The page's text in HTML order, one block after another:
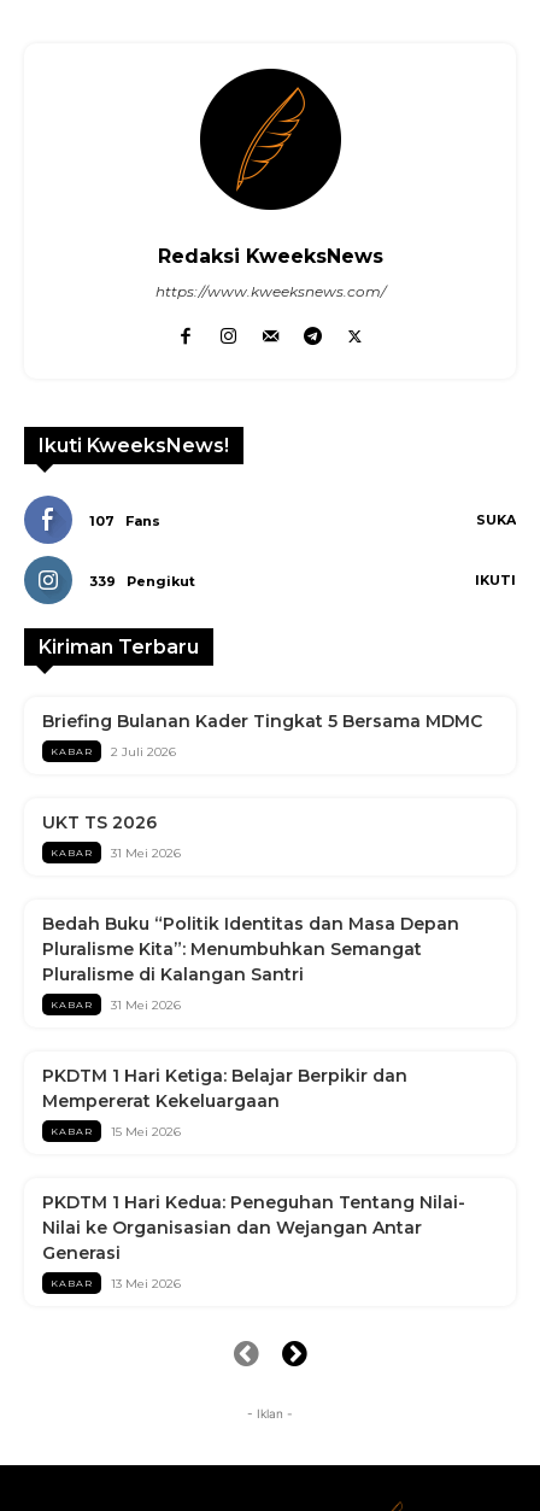
Redaksi KweeksNews
https://www.kweeksnews.com/
Ikuti KweeksNews!
107 Fans SUKA
339 Pengikut IKUTI
Kiriman Terbaru
Briefing Bulanan Kader Tingkat 5 Bersama MDMC
KABAR 2 Juli 2026
UKT TS 2026
KABAR 31 Mei 2026
Bedah Buku “Politik Identitas dan Masa Depan
Pluralisme Kita”: Menumbuhkan Semangat
Pluralisme di Kalangan Santri
KABAR 31 Mei 2026
PKDTM 1 Hari Ketiga: Belajar Berpikir dan
Mempererat Kekeluargaan
KABAR 15 Mei 2026
PKDTM 1 Hari Kedua: Peneguhan Tentang Nilai-
Nilai ke Organisasian dan Wejangan Antar
Generasi
KABAR 13 Mei 2026
- Iklan -